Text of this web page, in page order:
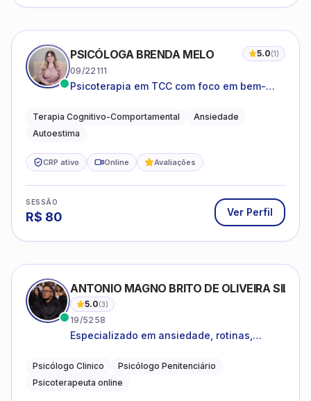
PSICÓLOGA BRENDA MELO 5.0(1)
09/22111
Psicoterapia em TCC com foco em bem-
o cotidiano
Terapia Cognitivo-Comportamental
Ansiedade
Autoestima
CRP ativo Online Avaliações
SESSÃO
R$ 80 Ver Perfil
ANTONIO MAGNO BRITO DE OLIVEIRA SILVA
5.0(3)
19/5258
Especializado em ansiedade, rotinas,
familiares e questões comportamentais.
Psicólogo Clinico
Psicólogo Penitenciário
Psicoterapeuta online